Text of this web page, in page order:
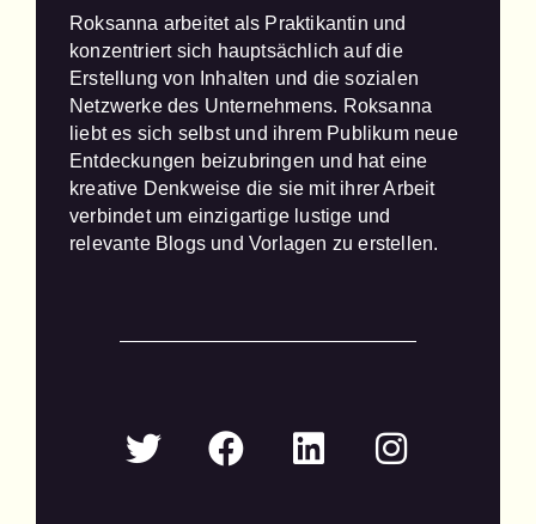
Roksanna arbeitet als Praktikantin und
konzentriert sich hauptsächlich auf die
Erstellung von Inhalten und die sozialen
Netzwerke des Unternehmens. Roksanna
liebt es sich selbst und ihrem Publikum neue
Entdeckungen beizubringen und hat eine
kreative Denkweise die sie mit ihrer Arbeit
verbindet um einzigartige lustige und
relevante Blogs und Vorlagen zu erstellen.